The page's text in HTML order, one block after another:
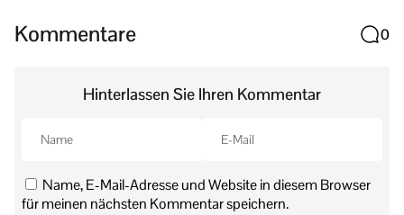
Kommentare 0
Hinterlassen Sie Ihren Kommentar
Name, E-Mail-Adresse und Website in diesem Browser
für meinen nächsten Kommentar speichern.